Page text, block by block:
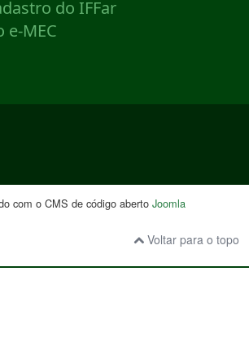
com o CMS de código aberto Joomla
Voltar para o topo